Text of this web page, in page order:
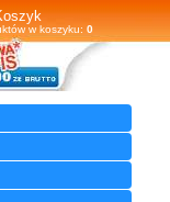
w koszyku: 0